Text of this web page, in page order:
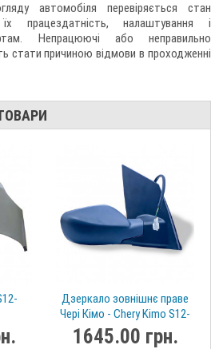
автомобіля перевіряється стан
працездатність, налаштування і
Непрацюючі або неправильно
стати причиною відмови в проходженні
Дзеркало зовнішнє праве
Чері Кімо - Chery Kimo S12-
8202020BA-BQ
1645.00 грн.